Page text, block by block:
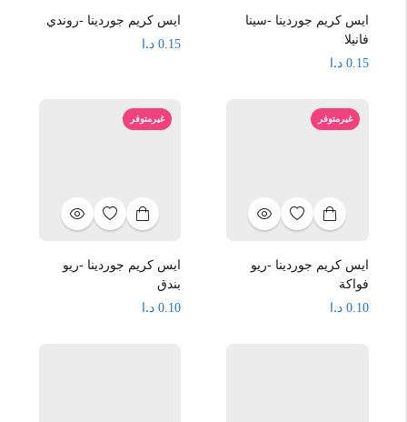
ايس كريم جوردينا -سينا
فانيلا
0.15 د.ا
ايس كريم جوردينا -روندي
0.15 د.ا
غيرمتوفر
ايس كريم جوردينا -ريو
فواكة
0.10 د.ا
غيرمتوفر
ايس كريم جوردينا -ريو
بندق
0.10 د.ا